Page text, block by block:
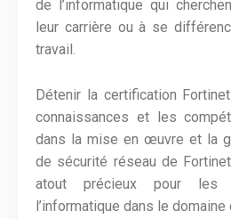
de l’informatique qui
leur carrière ou à se
travail.
Détenir la certification
connaissances et les
dans la mise en œuvre et la
de sécurité réseau de
atout précieux pour les
l’informatique dans le